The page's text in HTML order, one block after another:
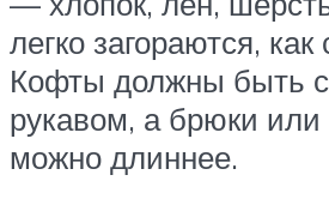
легко загораются, как
Кофты должны быть
рукавом, а брюки
можно длиннее.